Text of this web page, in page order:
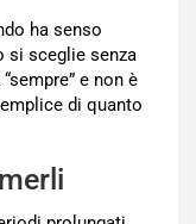
ha senso
si sceglie senza
e non è
di quanto